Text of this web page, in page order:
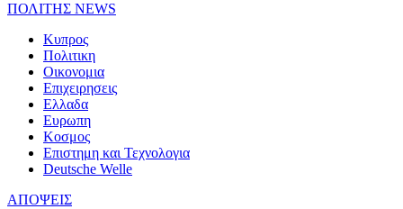
ΠΟΛΙΤΗΣ NEWS
Κυπρος
Πολιτικη
Οικονομια
Επιχειρησεις
Ελλαδα
Ευρωπη
Κοσμος
Επιστημη και Τεχνολογια
Deutsche Welle
ΑΠΟΨΕΙΣ